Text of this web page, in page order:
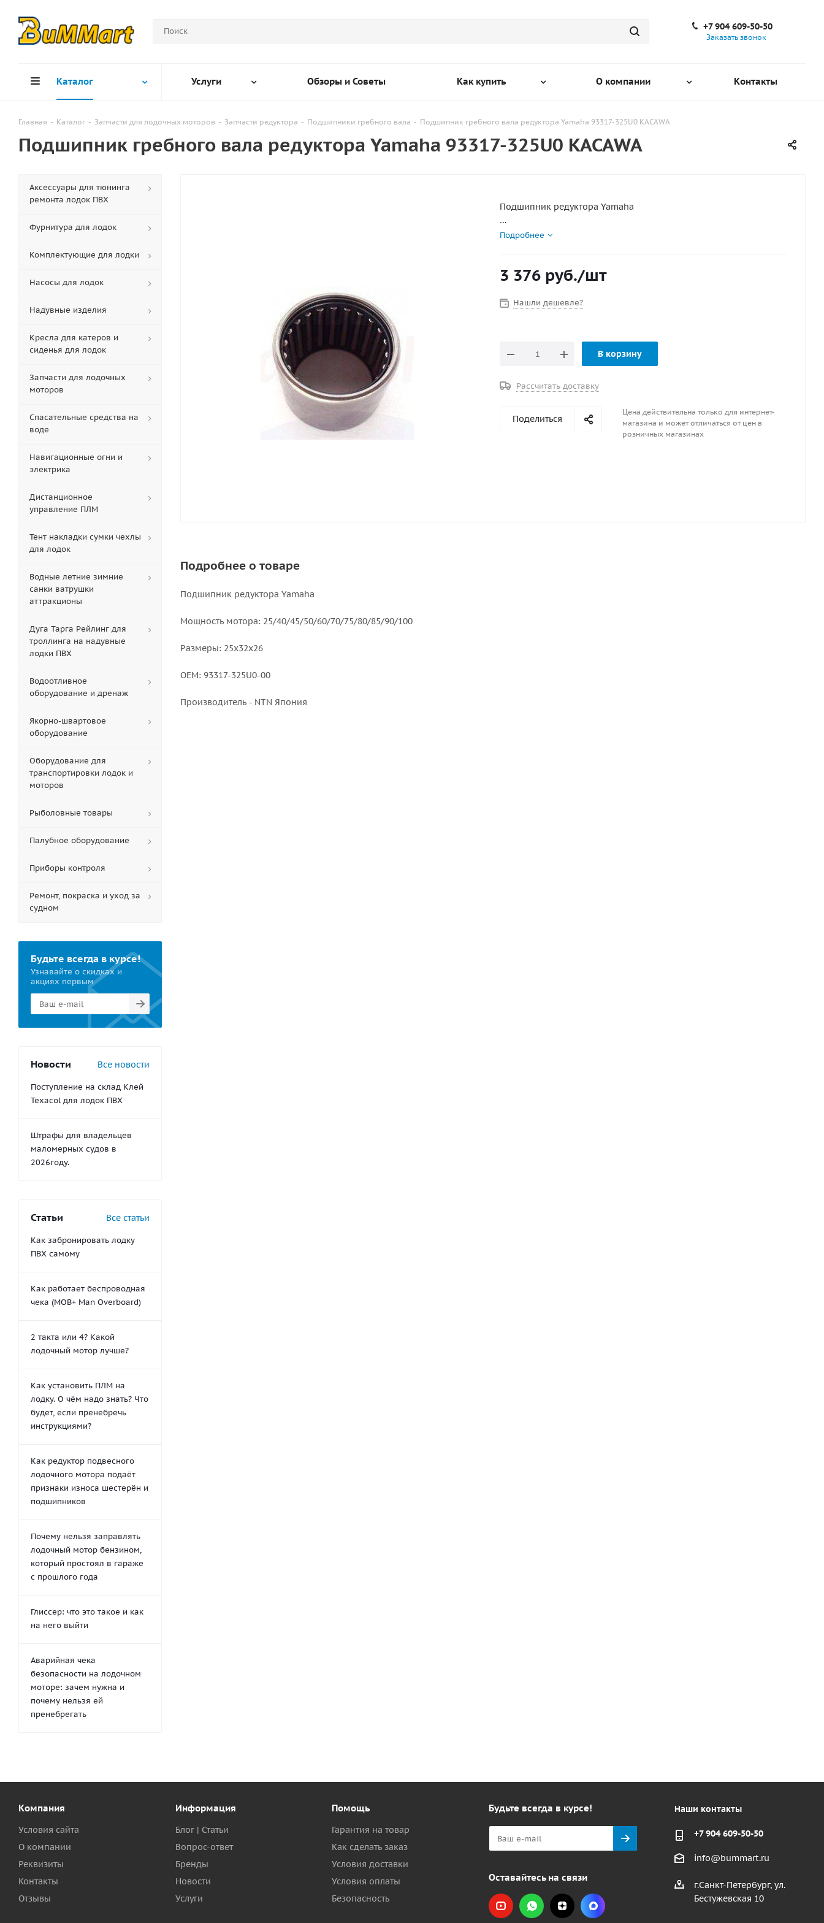
+7 904 609-50-50
Заказать звонок
Каталог Услуги Обзоры и Советы Как купить О компании Контакты
Главная - Каталог - Запчасти для лодочных моторов - Запчасти редуктора - Подшипники гребного вала - Подшипник гребного вала редуктора Yamaha 93317-325U0 KACAWA
Подшипник гребного вала редуктора Yamaha 93317-325U0 KACAWA
Подшипник редуктора Yamaha
Мощность мотора: 25/40/45/50/60/70/75/80/85/90/100
OEM: 93317-325U0-00
Подробнее
3 376 руб./шт
Нашли дешевле?
В корзину
Рассчитать доставку
Поделиться
Цена действительна только для интернет-
магазина и может отличаться от цен в
розничных магазинах
Подробнее о товаре
Подшипник редуктора Yamaha
Мощность мотора: 25/40/45/50/60/70/75/80/85/90/100
Размеры: 25х32х26
OEM: 93317-325U0-00
Производитель - NTN Япония
Аксессуары для тюнинга
ремонта лодок ПВХ
Фурнитура для лодок
Комплектующие для лодки
Насосы для лодок
Надувные изделия
Кресла для катеров и
сиденья для лодок
Запчасти для лодочных
моторов
Спасательные средства на
воде
Навигационные огни и
электрика
Дистанционное
управление ПЛМ
Тент накладки сумки чехлы
для лодок
Водные летние зимние
санки ватрушки
аттракционы
Дуга Тарга Рейлинг для
троллинга на надувные
лодки ПВХ
Водоотливное
оборудование и дренаж
Якорно-швартовое
оборудование
Оборудование для
транспортировки лодок и
моторов
Рыболовные товары
Палубное оборудование
Приборы контроля
Ремонт, покраска и уход за
судном
Будьте всегда в курсе!
Узнавайте о скидках и
акциях первым
Новости Все новости
Поступление на склад Клей
Texacol для лодок ПВХ
Штрафы для владельцев
маломерных судов в
2026году.
Статьи Все статьи
Как забронировать лодку
ПВХ самому
Как работает беспроводная
чека (MOB+ Man Overboard)
2 такта или 4? Какой
лодочный мотор лучше?
Как установить ПЛМ на
лодку. О чём надо знать? Что
будет, если пренебречь
инструкциями?
Как редуктор подвесного
лодочного мотора подаёт
признаки износа шестерён и
подшипников
Почему нельзя заправлять
лодочный мотор бензином,
который простоял в гараже
с прошлого года
Глиссер: что это такое и как
на него выйти
Аварийная чека
безопасности на лодочном
моторе: зачем нужна и
почему нельзя ей
пренебрегать
Компания
Условия сайта
О компании
Реквизиты
Контакты
Отзывы
Информация
Блог | Статьи
Вопрос-ответ
Бренды
Новости
Услуги
Помощь
Гарантия на товар
Как сделать заказ
Условия доставки
Условия оплаты
Безопасность
Будьте всегда в курсе!
Оставайтесь на связи
Наши контакты
+7 904 609-50-50
info@bummart.ru
г.Санкт-Петербург, ул.
Бестужевская 10